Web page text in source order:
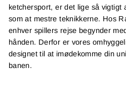
ketchersport, er det lige så vigtigt
som at mestre teknikkerne. Hos
enhver spillers rejse begynder
hånden. Derfor er vores
designet til at imødekomme din
banen.